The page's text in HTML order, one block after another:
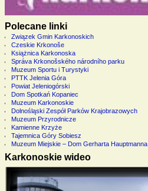
Polecane linki
Związek Gmin Karkonoskich
Czeskie Krkonoše
Książnica Karkonoska
Správa Krkonošského národního parku
Muzeum Sportu i Turystyki
PTTK Jelenia Góra
Powiat Jeleniogórski
Dom Spotkań Kopaniec
Muzeum Karkonoskie
Dolnośląski Zespół Parków Krajobrazowych
Muzeum Przyrodnicze
Kamienne Krzyże
Tajemnica Góry Sobiesz
Muzeum Miejskie – Dom Gerharta Hauptmanna
Karkonoskie wideo